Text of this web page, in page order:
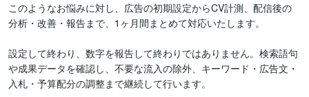
このようなお悩みに対し、広告の初期設定からCV計測、配信後の
分析・改善・報告まで、1ヶ月間まとめて対応いたします。
設定して終わり、数字を報告して終わりではありません。検索語句
や成果データを確認し、不要な流入の除外、キーワード・広告文・
入札・予算配分の調整まで継続して行います。